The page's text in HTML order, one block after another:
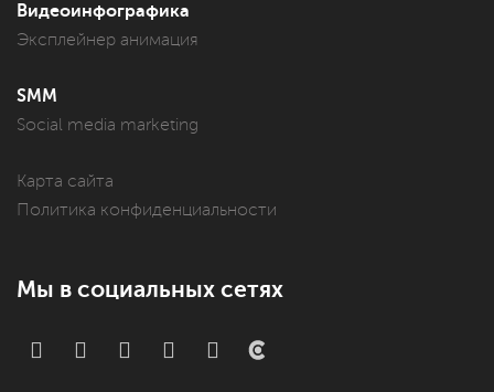
Видеоинфографика
Эксплейнер анимация
SMM
Social media marketing
Карта сайта
Политика конфиденциальности
Мы в социальных сетях